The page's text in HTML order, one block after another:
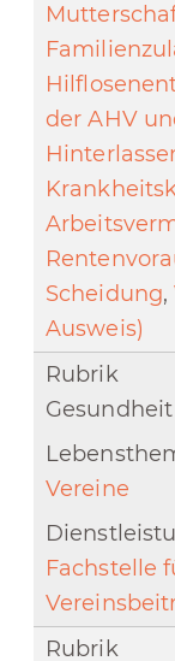
der AHV
Scheidung,
Ausweis)
Vereine
Fachstelle